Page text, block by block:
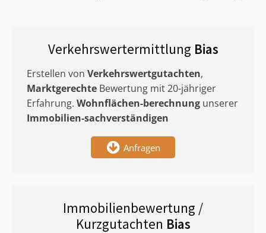
Verkehrswertermittlung Bias
Erstellen von Verkehrswertgutachten,
Marktgerechte Bewertung mit 20-jähriger
Erfahrung. Wohnflächen-berechnung unserer
Immobilien-sachverständigen
Anfragen
Immobilienbewertung /
Kurzgutachten Bias